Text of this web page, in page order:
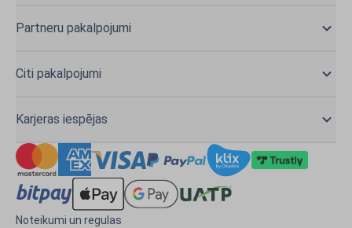
Partneru pakalpojumi
Citi pakalpojumi
Karjeras iespējas
Noteikumi un regulas